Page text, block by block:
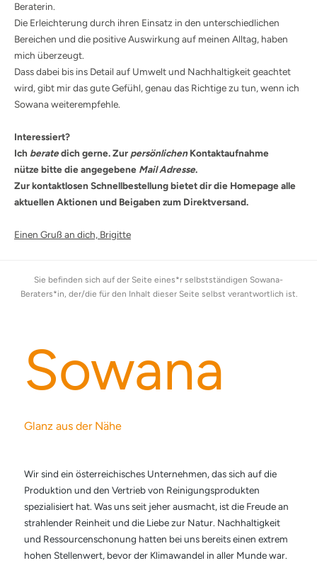
Beraterin.
Die Erleichterung durch ihren Einsatz in den unterschiedlichen
Bereichen und die positive Auswirkung auf meinen Alltag, haben
mich überzeugt.
Dass dabei bis ins Detail auf Umwelt und Nachhaltigkeit geachtet
wird, gibt mir das gute Gefühl, genau das Richtige zu tun, wenn ich
Sowana weiterempfehle.
Interessiert?
Ich beratedich gerne. Zur persönlichenKontaktaufnahme
nütze bitte die angegebene Mail Adresse.
Zur kontaktlosen Schnellbestellung bietet dir die Homepage alle
aktuellen Aktionen und Beigaben zum Direktversand.
Einen Gruß an dich, Brigitte
Sie befinden sich auf der Seite eines*r selbstständigen Sowana-
Beraters*in, der/die für den Inhalt dieser Seite selbst verantwortlich ist.
Sowana
Glanz aus der Nähe
Wir sind ein österreichisches Unternehmen, das sich auf die
Produktion und den Vertrieb von Reinigungsprodukten
spezialisiert hat. Was uns seit jeher ausmacht, ist die Freude an
strahlender Reinheit und die Liebe zur Natur. Nachhaltigkeit
und Ressourcenschonung hatten bei uns bereits einen extrem
hohen Stellenwert, bevor der Klimawandel in aller Munde war.